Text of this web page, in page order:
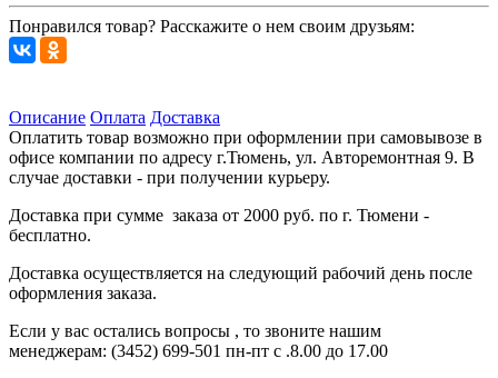
Понравился товар? Расскажите о нем своим друзьям:
Описание Оплата Доставка
Оплатить товар возможно при оформлении при самовывозе в
офисе компании по адресу г.Тюмень, ул. Авторемонтная 9. В
случае доставки - при получении курьеру.
Доставка при сумме заказа от 2000 руб. по г. Тюмени -
бесплатно.
Доставка осуществляется на следующий рабочий день после
оформления заказа.
Если у вас остались вопросы , то звоните нашим
менеджерам: (3452) 699-501 пн-пт с .8.00 до 17.00